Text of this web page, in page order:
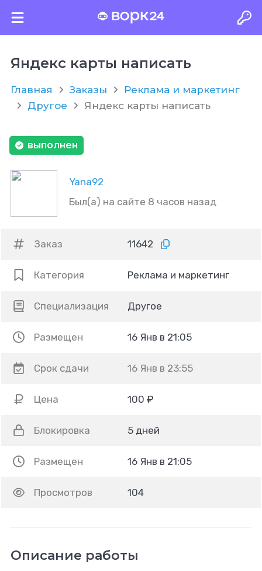
Яндекс карты написать
Главная Заказы
Реклама и маркетинг
Другое
Яндекс карты написать
Yana92
Был(а) на сайте 8 часов назад
выполнен
Заказ 11642
Категория Реклама и маркетинг
Специализация Другое
Размещен 16 Янв в 21:05
Срок сдачи 16 Янв в 23:55
Цена 100 ₽
Блокировка 5 дней
Размещен 16 Янв в 21:05
Просмотров 104
Описание работы